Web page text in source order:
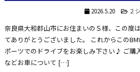
2026.5.20 ２
奈良県大和郡山市にお住まいのＳ様、この度
てありがとうございました。 これからこの
ポーツでのドライブをお楽しみ下さい♪ ご購
などお車について […]